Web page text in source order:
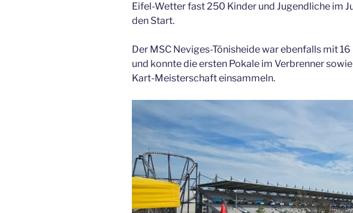
Eifel-Wetter fast 250 Kinder und Jugendliche im
den Start.
Der MSC Neviges-Tönisheide war ebenfalls mit
und konnte die ersten Pokale im Verbrenner
Kart-Meisterschaft einsammeln.